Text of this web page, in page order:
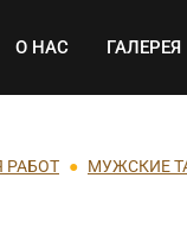
О НАС ГАЛЕРЕЯ
РАБОТ МУЖСКИЕ